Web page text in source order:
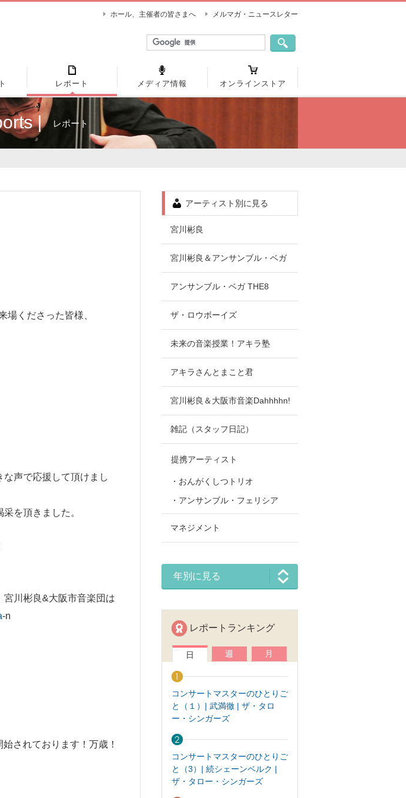
ホール、主催者の皆さまへ メルマガ・ニュースレター
レポート メディア情報 オンラインストア
| レポート
場くださった皆様、
な声で応援して頂けまし
を頂きました。
川彬良&大阪市音楽団は
-n
されております！万歳！
アーティスト別に見る
宮川彬良
宮川彬良＆アンサンブル・ベガ
アンサンブル・ベガ THE8
ザ・ロウボーイズ
未来の音楽授業！アキラ塾
アキラさんとまこと君
宮川彬良＆大阪市音楽Dahhhhn!
雑記（スタッフ日記）
提携アーティスト
・おんがくしつトリオ
・アンサンブル・フェリシア
マネジメント
年別に見る
レポートランキング
日 週 月
コンサートマスターのひとりご
と（１）| 武満徹 | ザ・タロ
ー・シンガーズ
コンサートマスターのひとりご
と（3）| 続シェーンベルク |
ザ・タロー・シンガーズ